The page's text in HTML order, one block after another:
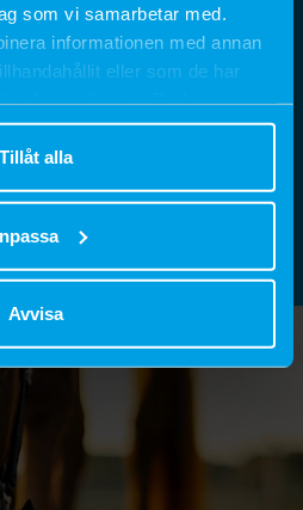
som vi samarbetar med.
informationen med annan
eller som de har
Tillåt alla
Avvisa
djur och
hälsa.